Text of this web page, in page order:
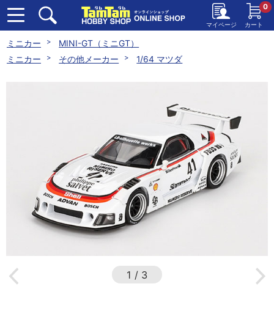
マイページ カート
0
ミニカー
MINI-GT（ミニGT）
ミニカー
その他メーカー 1/64 マツダ
1 / 3